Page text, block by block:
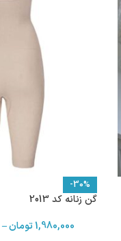
-30%
گن زنانه کد 2013
1,980,000تومان–